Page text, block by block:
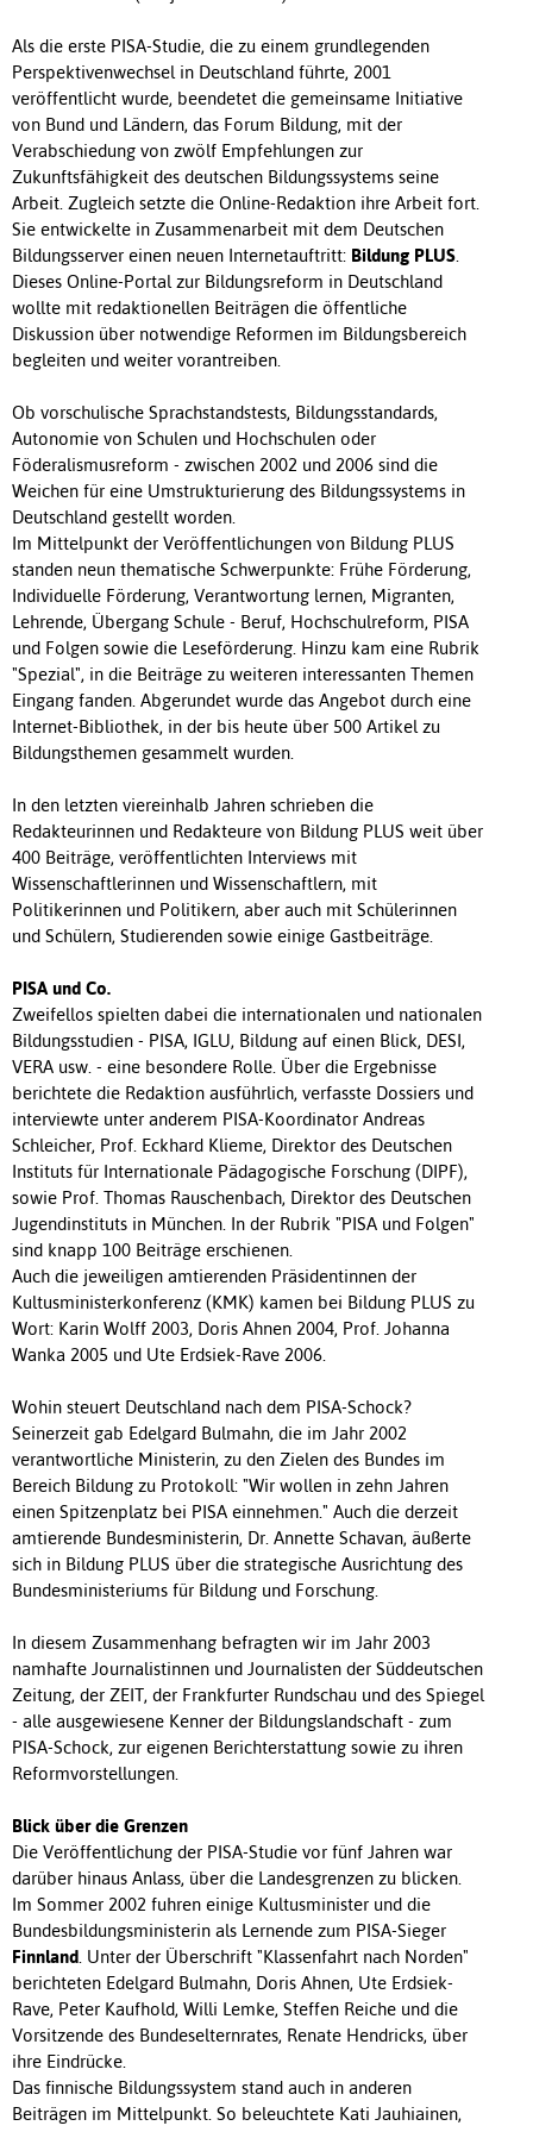
Als die erste PISA-Studie, die zu einem grundlegenden
Perspektivenwechsel in Deutschland führte, 2001
veröffentlicht wurde, beendetet die gemeinsame Initiative
von Bund und Ländern, das Forum Bildung, mit der
Verabschiedung von zwölf Empfehlungen zur
Zukunftsfähigkeit des deutschen Bildungssystems seine
Arbeit. Zugleich setzte die Online-Redaktion ihre Arbeit fort.
Sie entwickelte in Zusammenarbeit mit dem Deutschen
Bildungsserver einen neuen Internetauftritt: Bildung PLUS
Dieses Online-Portal zur Bildungsreform in Deutschland
wollte mit redaktionellen Beiträgen die öffentliche
Diskussion über notwendige Reformen im Bildungsbereich
begleiten und weiter vorantreiben.
Ob vorschulische Sprachstandstests, Bildungsstandards,
Autonomie von Schulen und Hochschulen oder
Föderalismusreform - zwischen 2002 und 2006 sind die
Weichen für eine Umstrukturierung des Bildungssystems in
Deutschland gestellt worden.
Im Mittelpunkt der Veröffentlichungen von Bildung PLUS
standen neun thematische Schwerpunkte: Frühe Förderung,
Individuelle Förderung, Verantwortung lernen, Migranten,
Lehrende, Übergang Schule - Beruf, Hochschulreform, PISA
und Folgen sowie die Leseförderung. Hinzu kam eine Rubrik
"Spezial", in die Beiträge zu weiteren interessanten Themen
Eingang fanden. Abgerundet wurde das Angebot durch eine
Internet-Bibliothek, in der bis heute über 500 Artikel zu
Bildungsthemen gesammelt wurden.
In den letzten viereinhalb Jahren schrieben die
Redakteurinnen und Redakteure von Bildung PLUS weit über
400 Beiträge, veröffentlichten Interviews mit
Wissenschaftlerinnen und Wissenschaftlern, mit
Politikerinnen und Politikern, aber auch mit Schülerinnen
und Schülern, Studierenden sowie einige Gastbeiträge.
PISA und Co.
Zweifellos spielten dabei die internationalen und nationalen
Bildungsstudien - PISA, IGLU, Bildung auf einen Blick, DESI,
VERA usw. - eine besondere Rolle. Über die Ergebnisse
berichtete die Redaktion ausführlich, verfasste Dossiers und
interviewte unter anderem PISA-Koordinator Andreas
Schleicher, Prof. Eckhard Klieme, Direktor des Deutschen
Instituts für Internationale Pädagogische Forschung (DIPF),
sowie Prof. Thomas Rauschenbach, Direktor des Deutschen
Jugendinstituts in München. In der Rubrik "PISA und Folgen"
sind knapp 100 Beiträge erschienen.
Auch die jeweiligen amtierenden Präsidentinnen der
Kultusministerkonferenz (KMK) kamen bei Bildung PLUS zu
Wort: Karin Wolff 2003, Doris Ahnen 2004, Prof. Johanna
Wanka 2005 und Ute Erdsiek-Rave 2006.
Wohin steuert Deutschland nach dem PISA-Schock?
Seinerzeit gab Edelgard Bulmahn, die im Jahr 2002
verantwortliche Ministerin, zu den Zielen des Bundes im
Bereich Bildung zu Protokoll: "Wir wollen in zehn Jahren
einen Spitzenplatz bei PISA einnehmen." Auch die derzeit
amtierende Bundesministerin, Dr. Annette Schavan, äußerte
sich in Bildung PLUS über die strategische Ausrichtung des
Bundesministeriums für Bildung und Forschung.
In diesem Zusammenhang befragten wir im Jahr 2003
namhafte Journalistinnen und Journalisten der Süddeutschen
Zeitung, der ZEIT, der Frankfurter Rundschau und des Spiegel
- alle ausgewiesene Kenner der Bildungslandschaft - zum
PISA-Schock, zur eigenen Berichterstattung sowie zu ihren
Reformvorstellungen.
Blick über die Grenzen
Die Veröffentlichung der PISA-Studie vor fünf Jahren war
darüber hinaus Anlass, über die Landesgrenzen zu blicken.
Im Sommer 2002 fuhren einige Kultusminister und die
Bundesbildungsministerin als Lernende zum PISA-Sieger
Finnland . Unter der Überschrift "Klassenfahrt nach Norden"
berichteten Edelgard Bulmahn, Doris Ahnen, Ute Erdsiek-
Rave, Peter Kaufhold, Willi Lemke, Steffen Reiche und die
Vorsitzende des Bundeselternrates, Renate Hendricks, über
ihre Eindrücke.
Das finnische Bildungssystem stand auch in anderen
Beiträgen im Mittelpunkt. So beleuchtete Kati Jauhiainen,